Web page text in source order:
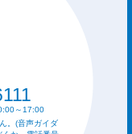
～17:00
。(音声ガイダ